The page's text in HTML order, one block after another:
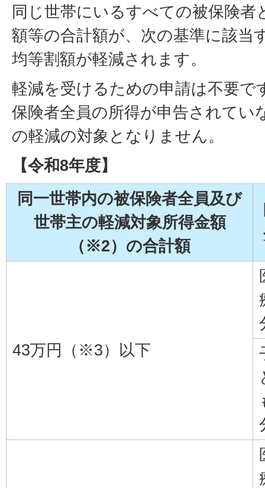
同じ世帯にいるすべての被保険者
額等の合計額が、次の基準に該当
均等割額が軽減されます。
軽減を受けるための申請は不要で
保険者全員の所得が申告されてい
の軽減の対象となりません。
【令和8年度】
同一世帯内の被保険者全員及び
世帯主の軽減対象所得金額
（※2）の合計額
43万円（※3）以下